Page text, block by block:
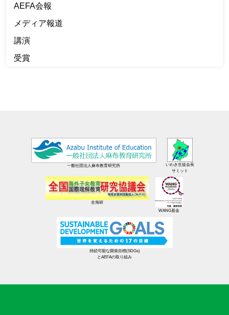
AEFA会報
メディア報道
講演
受賞
一般社団法人麻布教育研究所
いわき生徒会長
サミット
全海研
WANG基金
持続可能な開発目標(SDGs)
とAEFAの取り組み